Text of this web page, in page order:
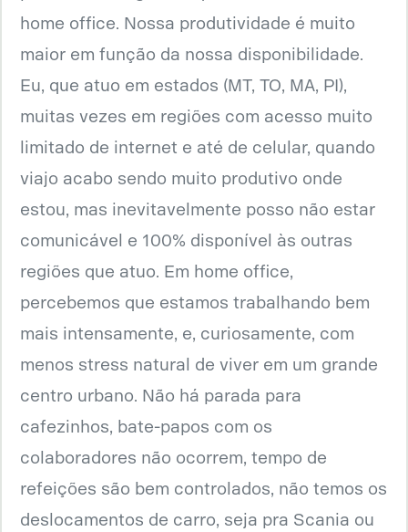
home office. Nossa produtividade é muito
maior em função da nossa disponibilidade.
Eu, que atuo em estados (MT, TO, MA, PI),
muitas vezes em regiões com acesso muito
limitado de internet e até de celular, quando
viajo acabo sendo muito produtivo onde
estou, mas inevitavelmente posso não estar
comunicável e 100% disponível às outras
regiões que atuo. Em home office,
percebemos que estamos trabalhando bem
mais intensamente, e, curiosamente, com
menos stress natural de viver em um grande
centro urbano. Não há parada para
cafezinhos, bate-papos com os
colaboradores não ocorrem, tempo de
refeições são bem controlados, não temos os
deslocamentos de carro, seja pra Scania ou